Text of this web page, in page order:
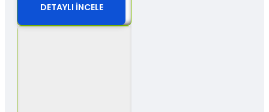
DETAYLI İNCELE